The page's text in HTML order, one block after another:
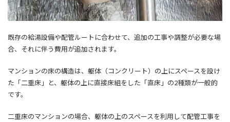
既存の給湯設備や配管ルートに合わせて、追加の工事や調整が必要な場
合、それに伴う費用が追加されます。
マンションの床の構造は、躯体（コンクリート）の上にスペースを設け
た「二重床」と、躯体の上に直接床組をした「直床」の2種類が一般的
です。
二重床のマンションの場合、躯体の上のスペースを利用して配管工事を